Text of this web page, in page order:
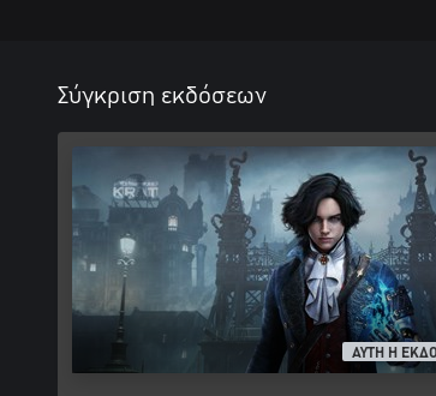
Experience the beloved fairy tale of Pinocchio
players to discover the secrets and symbols hidden
Σύγκριση εκδόσεων
ΑΥΤΗ Η